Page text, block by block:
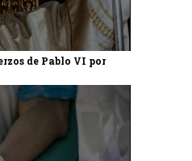
de Pablo VI por